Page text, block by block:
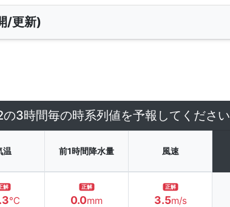
/更新)
3時間毎の時系列値を予報してください
温 前1時間降水量 風速
解
℃
正解
0.0mm
正解
3.5m/s